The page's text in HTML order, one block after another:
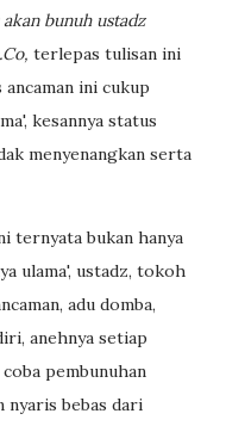
bunuh ustadz
terlepas tulisan ini
ancaman ini cukup
kesannya status
menyenangkan serta
ternyata bukan hanya
ulama', ustadz, tokoh
adu domba,
anehnya setiap
pembunuhan
bebas dari